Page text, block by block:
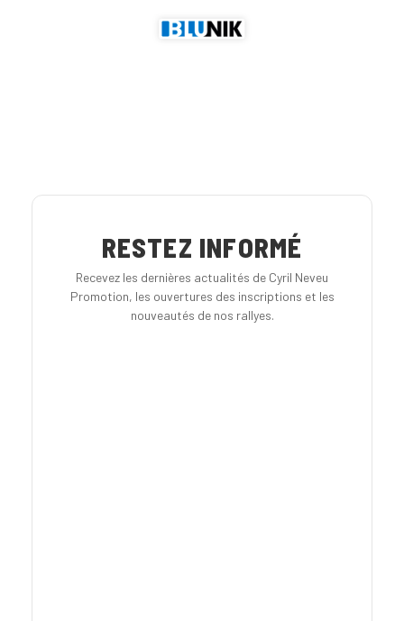
RESTEZ INFORMÉ
Recevez les dernières actualités de Cyril Neveu
Promotion, les ouvertures des inscriptions et les
nouveautés de nos rallyes.